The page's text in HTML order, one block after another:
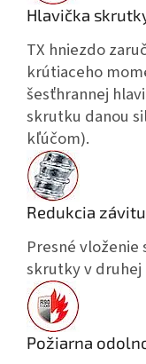
Hlavička
TX hniezdo
krútiaceho
šesťhrannej
skrutku danou
kľúčom).
Redukcia závitu
Presné vloženie
skrutky v
Požiarna